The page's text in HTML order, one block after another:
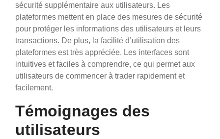
sécurité supplémentaire aux utilisateurs. Les
plateformes mettent en place des mesures de sécurité
pour protéger les informations des utilisateurs et leurs
transactions. De plus, la facilité d’utilisation des
plateformes est très appréciée. Les interfaces sont
intuitives et faciles à comprendre, ce qui permet aux
utilisateurs de commencer à trader rapidement et
facilement.
Témoignages des
utilisateurs